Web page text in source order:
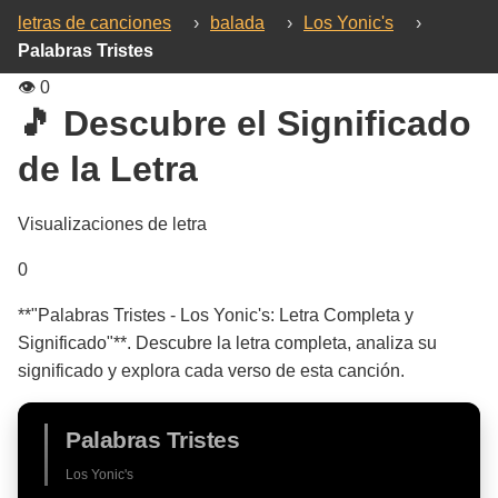
letras de canciones › balada › Los Yonic's
›
Palabras Tristes
👁️ 0
🎵 Descubre el Significado
de la Letra
Visualizaciones de letra
0
**"Palabras Tristes - Los Yonic's: Letra Completa y
Significado"**. Descubre la letra completa, analiza su
significado y explora cada verso de esta canción.
Palabras Tristes
Los Yonic's